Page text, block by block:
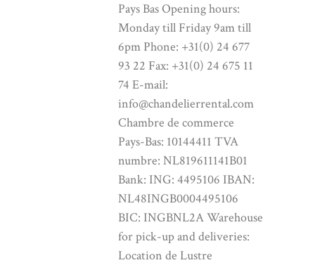
Pays Bas Opening hours:
Monday till Friday 9am till
6pm Phone: +31(0) 24 677
93 22 Fax: +31(0) 24 675 11
74 E-mail:
info@chandelierrental.com
Chambre de commerce
Pays-Bas: 10144411 TVA
numbre: NL819611141B01
Bank: ING: 4495106 IBAN:
NL48INGB0004495106
BIC: INGBNL2A Warehouse
for pick-up and deliveries:
Location de Lustre